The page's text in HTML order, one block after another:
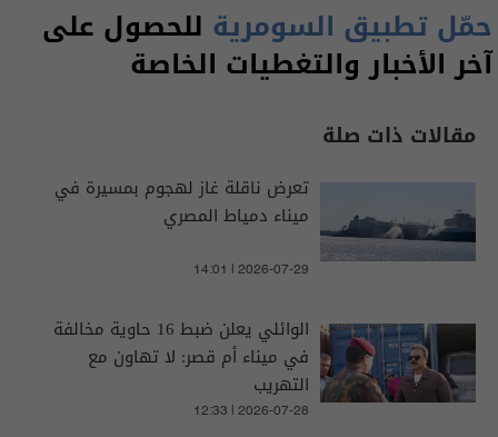
حمّل تطبيق السومرية للحصول على
آخر الأخبار والتغطيات الخاصة
مقالات ذات صلة
تعرض ناقلة غاز لهجوم بمسيرة في
ميناء دمياط المصري
14:01 | 2026-07-29
الوائلي يعلن ضبط 16 حاوية مخالفة
في ميناء أم قصر: لا تهاون مع
التهريب
12:33 | 2026-07-28